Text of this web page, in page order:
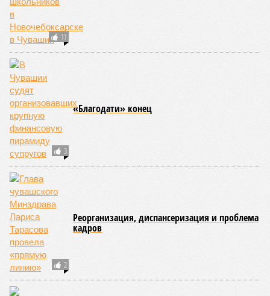
В настоящее время керешу демонстрирует рост
популярности. В 2024 году в столице республики, городе
Чебоксары, на базе спортивной школы № 11 состоялось
торжественное открытие Республиканского центра
единоборств «Керешу». площадка имеет все необходимые
условия для полноценной подготовки спортсменов
высокого класса.
В том же году был проведён первый официальный
чемпионат по керешу, участие в котором приняли
сильнейшие борцы со всех районов Чувашии; турнир
наглядно продемонстрировал динамичный и зрелищный
характер этого вида спорта.
Керешу включён в перечень приоритетных спортивных
дисциплин на территории Чувашской Республики. Кроме
того, данное единоборство уже имеет опыт выхода на
международную арену: оно входило в программу I и II
Всемирных игр национальных видов единоборств, которые
проводились в Чувашии, что говорит о расширении
географии интереса к этой борьбе за пределами региона.
Александра Иванова